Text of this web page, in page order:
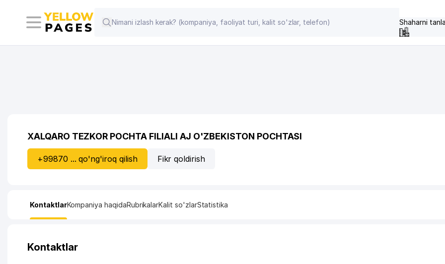
Shaharni
XALQARO TEZKOR POCHTA FILIALI AJ O'ZBEKISTON POCHTASI
+99870 ... qo'ng'iroq qilish Fikr qoldirish
KontaktlarKompaniya haqidaRubrikalarKalit so'zlarStatistika
Kontaktlar